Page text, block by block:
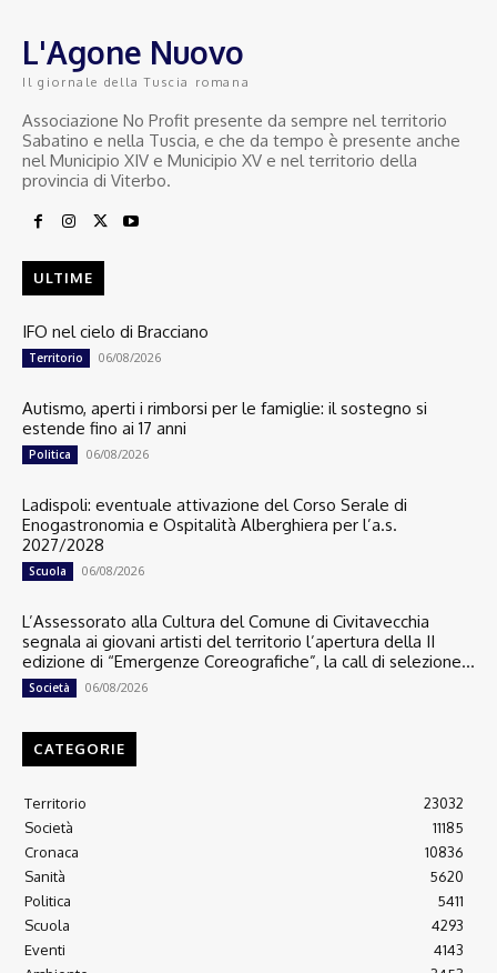
L'Agone Nuovo
Il giornale della Tuscia romana
Associazione No Profit presente da sempre nel territorio
Sabatino e nella Tuscia, e che da tempo è presente anche
nel Municipio XIV e Municipio XV e nel territorio della
provincia di Viterbo.
ULTIME
IFO nel cielo di Bracciano
Territorio 06/08/2026
Autismo, aperti i rimborsi per le famiglie: il sostegno si
estende fino ai 17 anni
Politica 06/08/2026
Ladispoli: eventuale attivazione del Corso Serale di
Enogastronomia e Ospitalità Alberghiera per l’a.s.
2027/2028
Scuola 06/08/2026
L’Assessorato alla Cultura del Comune di Civitavecchia
segnala ai giovani artisti del territorio l’apertura della II
edizione di “Emergenze Coreografiche”, la call di selezione...
Società 06/08/2026
CATEGORIE
Territorio
23032
Società
11185
Cronaca
10836
Sanità
5620
Politica
5411
Scuola
4293
Eventi
4143